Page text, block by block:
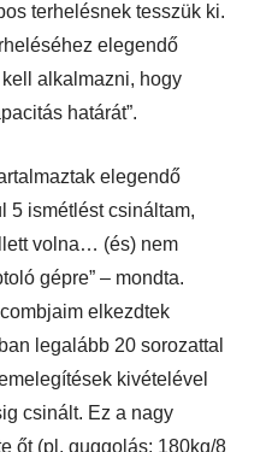
terhelésnek tesszük ki.
elegendő
alkalmazni, hogy
határát”.
elegendő
5 ismétlést csináltam,
volna… (és) nem
gépre” – mondta.
elkezdtek
legalább 20 sorozattal
kivételével
csinált. Ez a nagy
őt (pl. guggolás: 180kg/8